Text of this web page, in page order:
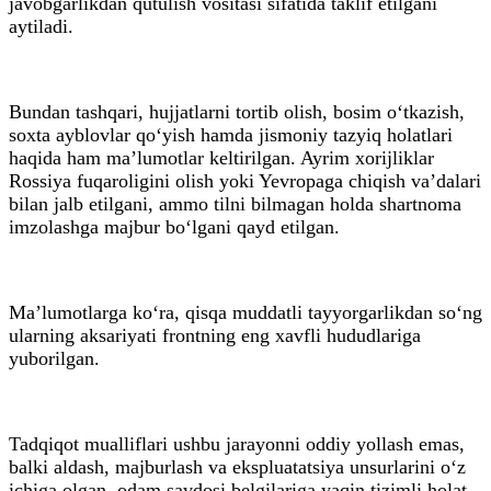
aytiladi.
Bundan tashqari, hujjatlarni tortib olish, bosim o‘tkazish,
soxta ayblovlar qo‘yish hamda jismoniy tazyiq holatlari
haqida ham ma’lumotlar keltirilgan. Ayrim xorijliklar
Rossiya fuqaroligini olish yoki Yevropaga chiqish va’dalari
bilan jalb etilgani, ammo tilni bilmagan holda shartnoma
imzolashga majbur bo‘lgani qayd etilgan.
Ma’lumotlarga ko‘ra, qisqa muddatli tayyorgarlikdan so‘ng
ularning aksariyati frontning eng xavfli hududlariga
yuborilgan.
Tadqiqot mualliflari ushbu jarayonni oddiy yollash emas,
balki aldash, majburlash va ekspluatatsiya unsurlarini o‘z